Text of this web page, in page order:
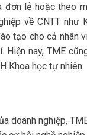
đơn lẻ hoặc theo
về CNTT như
tạo cho cả nhân
nay, TME
Khoa học tự nhiên
doanh nghiệp,